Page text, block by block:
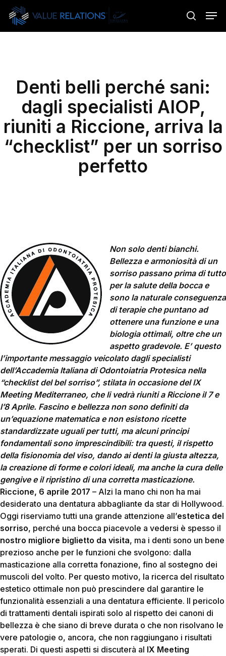
Skip
main
search
Denti belli perché sani:
dagli specialisti AIOP,
riuniti a Riccione, arriva la
“checklist” per un sorriso
perfetto
Non solo denti bianchi.
Bellezza e armoniosità di un
sorriso passano prima di tutto
per la salute della bocca e
sono la naturale conseguenza
di terapie che puntano ad
ottenere una funzione e una
biologia ottimali, oltre che un
aspetto gradevole. E’ questo
l’importante messaggio veicolato dagli specialisti
dell’Accademia Italiana di Odontoiatria Protesica nella
“checklist del bel sorriso”, stilata in occasione del IX
Meeting Mediterraneo, che li vedrà riuniti a Riccione il 7 e
l’8 Aprile. Fascino e bellezza non sono definiti da
un’equazione matematica e non esistono ricette
standardizzate uguali per tutti, ma alcuni principi
fondamentali sono imprescindibili: tra questi, il rispetto
della fisionomia del viso, dando ai denti la giusta altezza,
la creazione di forme e colori ideali, ma anche la cura delle
gengive e il ripristino di una corretta masticazione.
Riccione, 6 aprile 2017 – Alzi la mano chi non ha mai
desiderato una dentatura abbagliante da star di Hollywood.
Oggi riserviamo tutti una grande attenzione all’estetica del
sorriso, perché una bocca piacevole a vedersi è spesso il
nostro migliore biglietto da visita, ma i denti sono un bene
prezioso anche per le funzioni che svolgono: dalla
masticazione alla corretta fonazione, fino al sostegno dei
muscoli del volto. Per questo motivo, la ricerca del risultato
estetico ottimale non può prescindere dal garantire le
funzionalità essenziali a una dentatura efficiente. Il pericolo
di trattamenti dentali ispirati solo al rispetto dei canoni di
bellezza è che siano di breve durata o che non risolvano le
vere patologie o, ancora, che non raggiungano i risultati
sperati. Di questi aspetti si discuterà al IX Meeting